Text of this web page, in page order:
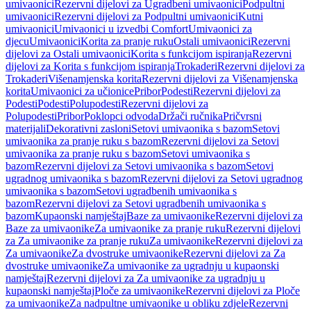
umivaoniciRezervni dijelovi za Ugradbeni umivaoniciPodpultni
umivaoniciRezervni dijelovi za Podpultni umivaoniciKutni
umivaoniciUmivaonici u izvedbi ComfortUmivaonici za
djecuUmivaoniciKorita za pranje rukuOstali umivaoniciRezervni
dijelovi za Ostali umivaoniciKorita s funkcijom ispiranjaRezervni
dijelovi za Korita s funkcijom ispiranjaTrokaderiRezervni dijelovi za
TrokaderiVišenamjenska koritaRezervni dijelovi za Višenamjenska
koritaUmivaonici za učionicePriborPodestiRezervni dijelovi za
PodestiPodestiPolupodestiRezervni dijelovi za
PolupodestiPriborPoklopci odvodaDržači ručnikaPričvrsni
materijaliDekorativni zasloniSetovi umivaonika s bazomSetovi
umivaonika za pranje ruku s bazomRezervni dijelovi za Setovi
umivaonika za pranje ruku s bazomSetovi umivaonika s
bazomRezervni dijelovi za Setovi umivaonika s bazomSetovi
ugradnog umivaonika s bazomRezervni dijelovi za Setovi ugradnog
umivaonika s bazomSetovi ugradbenih umivaonika s
bazomRezervni dijelovi za Setovi ugradbenih umivaonika s
bazomKupaonski namještajBaze za umivaonikeRezervni dijelovi za
Baze za umivaonikeZa umivaonike za pranje rukuRezervni dijelovi
za Za umivaonike za pranje rukuZa umivaonikeRezervni dijelovi za
Za umivaonikeZa dvostruke umivaonikeRezervni dijelovi za Za
dvostruke umivaonikeZa umivaonike za ugradnju u kupaonski
namještajRezervni dijelovi za Za umivaonike za ugradnju u
kupaonski namještajPloče za umivaonikeRezervni dijelovi za Ploče
za umivaonikeZa nadpultne umivaonike u obliku zdjeleRezervni